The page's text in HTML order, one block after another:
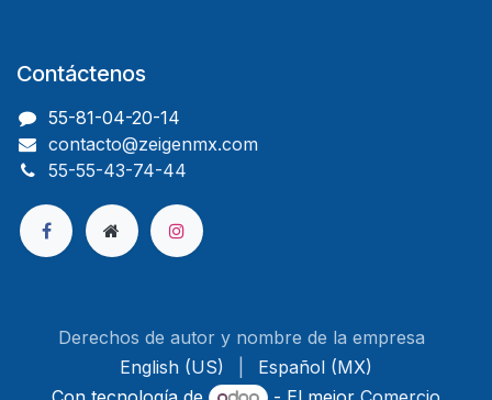
Contáctenos
55-81-04-20-14
contacto@zeigenmx.com
55-55-43-74-44
Derechos de autor y nombre de la empresa
English (US)
Español (MX)